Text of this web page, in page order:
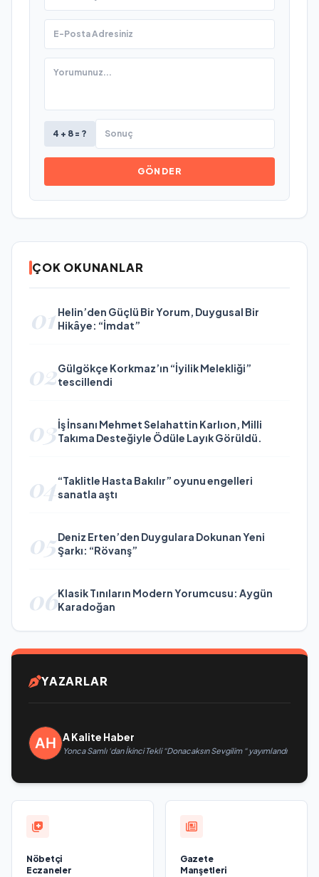
4 + 8 = ?
GÖNDER
ÇOK OKUNANLAR
01 Helin’den Güçlü Bir Yorum, Duygusal Bir
Hikâye: “İmdat”
02Gülgökçe Korkmaz’ın “İyilik Melekliği”
tescillendi
03İş İnsanı Mehmet Selahattin Karlıon, Milli
Takıma Desteğiyle Ödüle Layık Görüldü.
04“Taklitle Hasta Bakılır” oyunu engelleri
sanatla aştı
05Deniz Erten’den Duygulara Dokunan Yeni
Şarkı: “Rövanş”
06Klasik Tınıların Modern Yorumcusu: Aygün
Karadoğan
YAZARLAR
A Kalite Haber
Yonca Samlı ‘dan İkinci Tekli “Donacaksın Sevgilim “ yayımlandı
Nöbetçi
Eczaneler
Gazete
Manşetleri